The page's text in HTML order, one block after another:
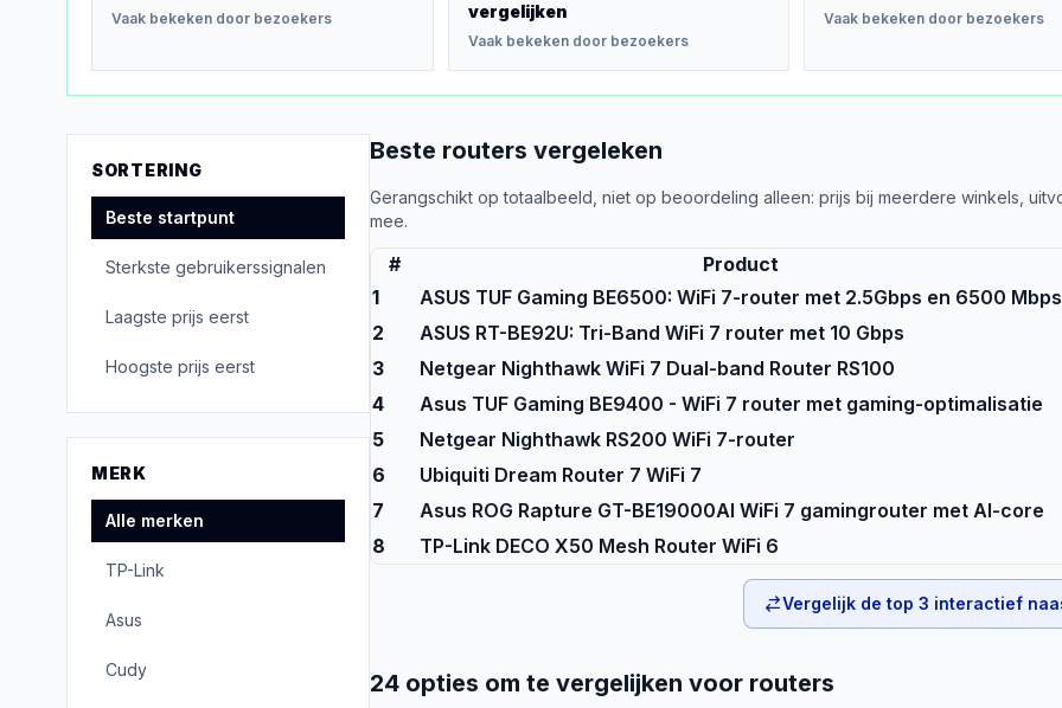
Vaak bekeken door bezoekers
vergelijken
Vaak bekeken door bezoekers
Vaak bekeken door bezoekers
SORTERING
Beste startpunt
Sterkste gebruikerssignalen
Laagste prijs eerst
Hoogste prijs eerst
MERK
Alle merken
TP-Link
Asus
Cudy
Beste routers vergeleken
Gerangschikt op totaalbeeld, niet op beoordeling alleen: prijs bij meerdere winkels,
mee.
# Product
1
ASUS TUF Gaming BE6500: WiFi 7-router met 2.5Gbps en 6500 Mbps
2 ASUS RT-BE92U: Tri-Band WiFi 7 router met 10 Gbps
3 Netgear Nighthawk WiFi 7 Dual-band Router RS100
4 Asus TUF Gaming BE9400 - WiFi 7 router met gaming-optimalisatie
5 Netgear Nighthawk RS200 WiFi 7-router
6 Ubiquiti Dream Router 7 WiFi 7
7 Asus ROG Rapture GT-BE19000AI WiFi 7 gamingrouter met AI-core
8 TP-Link DECO X50 Mesh Router WiFi 6
Vergelijk de top 3 interactief
24 opties om te vergelijken voor routers